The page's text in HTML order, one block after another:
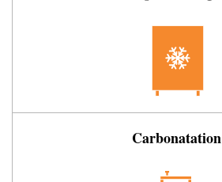
Carbonatation